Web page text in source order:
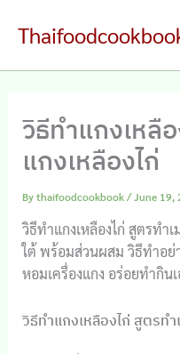
วิธีทำแกงเหลื
แกงเหลืองไก่
Bythaifoodcookbook/June 19,
วิธีทำแกงเหลืองไก่ สูตรทำ
ใต้ พร้อมส่วนผสม วิธีทำอย่
หอมเครื่องแกง อร่อยทำกินเ
วิธีทำแกงเหลืองไก่ สูตรทำ